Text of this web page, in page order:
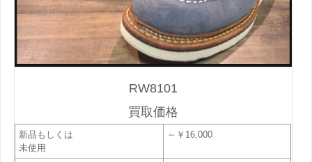
RW8101
買取価格
新品もしくは
未使用
～￥16,000